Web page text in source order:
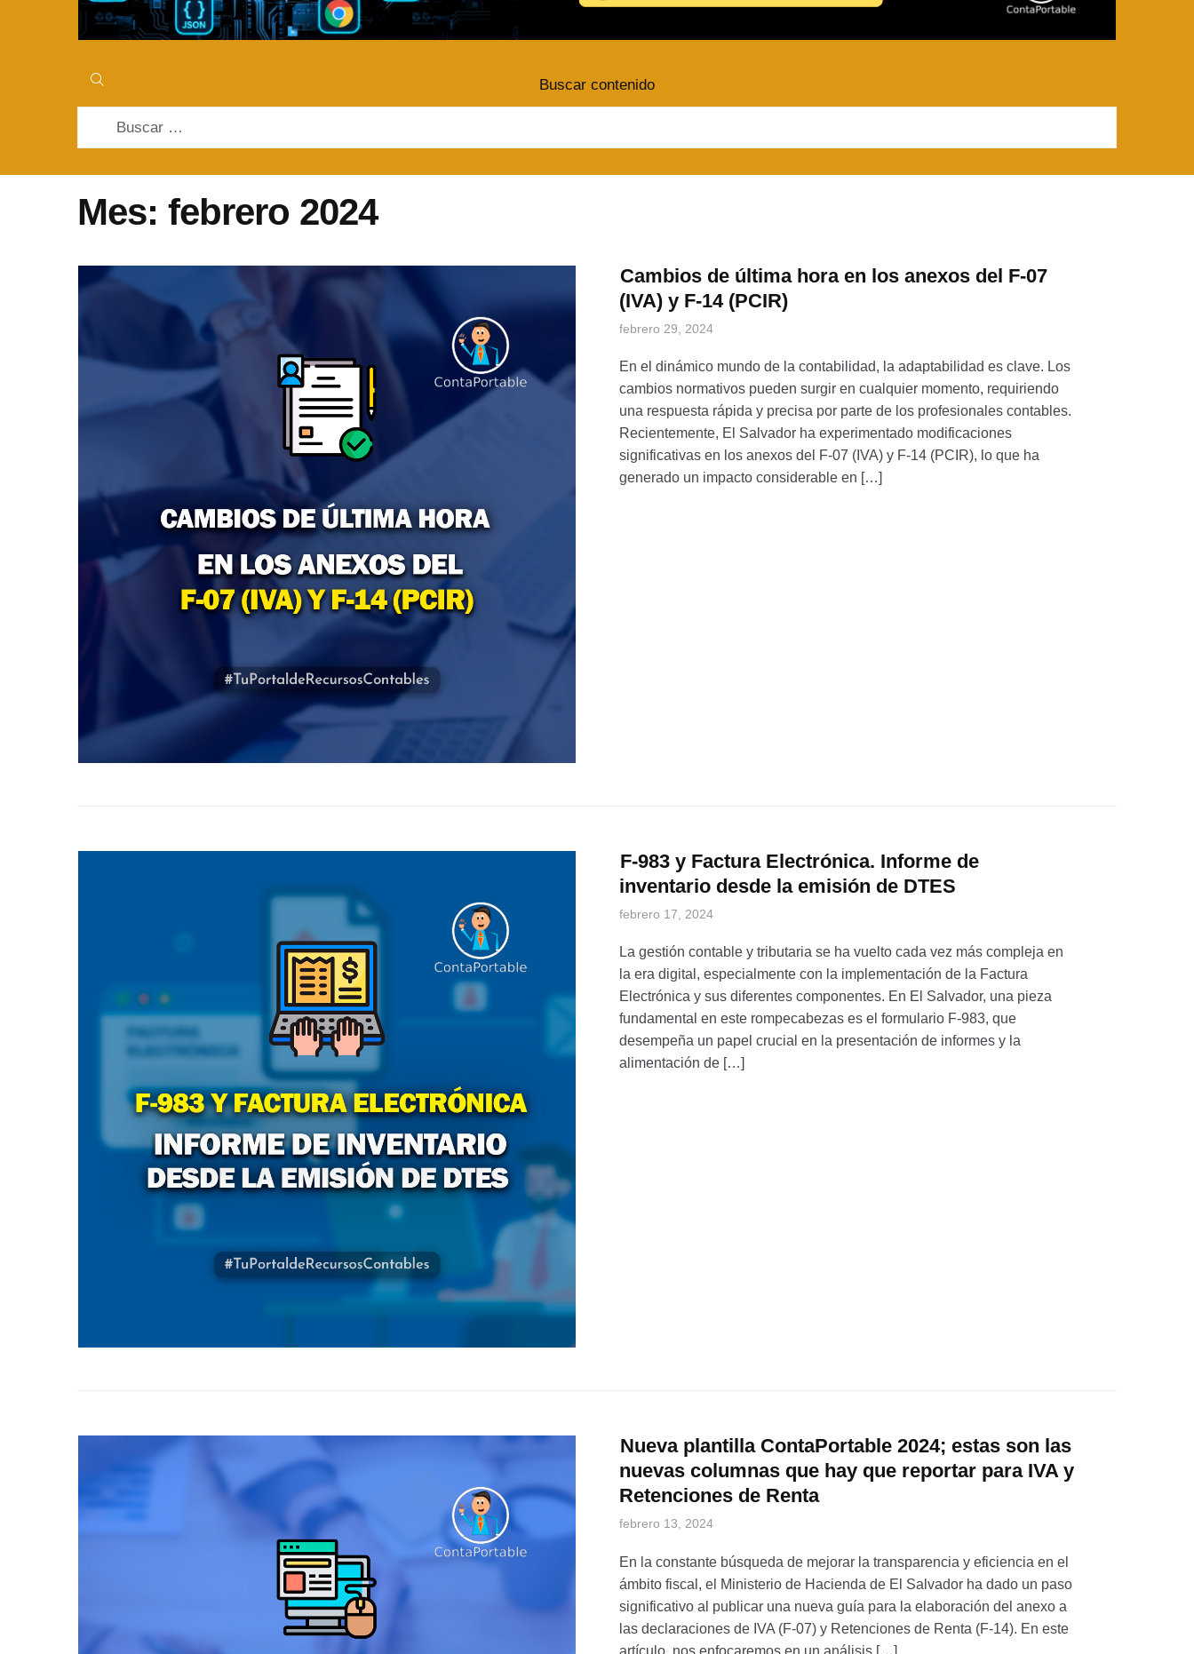
Buscar contenido
Mes: febrero 2024
Cambios de última hora en los anexos del F-07
(IVA) y F-14 (PCIR)
febrero 29, 2024
En el dinámico mundo de la contabilidad, la adaptabilidad es clave. Los
cambios normativos pueden surgir en cualquier momento, requiriendo
una respuesta rápida y precisa por parte de los profesionales contables.
Recientemente, El Salvador ha experimentado modificaciones
significativas en los anexos del F-07 (IVA) y F-14 (PCIR), lo que ha
generado un impacto considerable en […]
F-983 y Factura Electrónica. Informe de
inventario desde la emisión de DTES
febrero 17, 2024
La gestión contable y tributaria se ha vuelto cada vez más compleja en
la era digital, especialmente con la implementación de la Factura
Electrónica y sus diferentes componentes. En El Salvador, una pieza
fundamental en este rompecabezas es el formulario F-983, que
desempeña un papel crucial en la presentación de informes y la
alimentación de […]
Nueva plantilla ContaPortable 2024; estas son las
nuevas columnas que hay que reportar para IVA y
Retenciones de Renta
febrero 13, 2024
En la constante búsqueda de mejorar la transparencia y eficiencia en el
ámbito fiscal, el Ministerio de Hacienda de El Salvador ha dado un paso
significativo al publicar una nueva guía para la elaboración del anexo a
las declaraciones de IVA (F-07) y Retenciones de Renta (F-14). En este
artículo, nos enfocaremos en un análisis […]